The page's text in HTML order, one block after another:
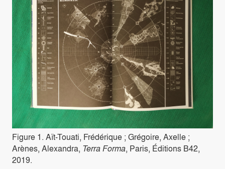
Figure 1. Aït-Touati, Frédérique ; Grégoire, Axelle ;
Arènes, Alexandra, Terra Forma, Paris, Éditions B42,
2019.